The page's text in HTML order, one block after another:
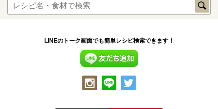
LINEのトーク画面でも簡単レシピ検索できます！